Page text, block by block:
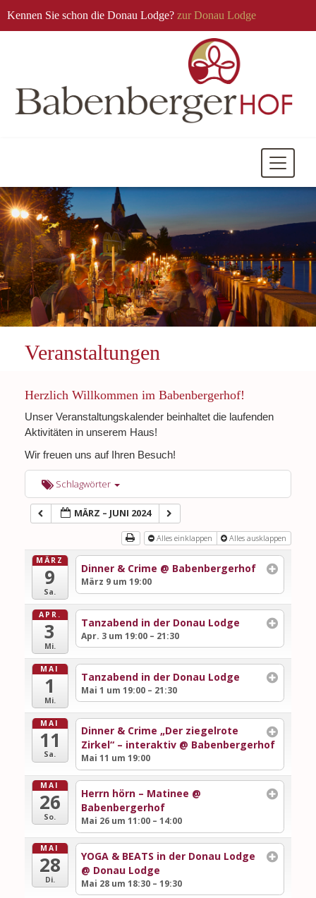
Kennen Sie schon die Donau Lodge? zur Donau Lodge
Mobile
Veranstaltungen
Herzlich Willkommen im Babenbergerhof!
Unser Veranstaltungskalender beinhaltet die laufenden
Aktivitäten in unserem Haus!
Wir freuen uns auf Ihren Besuch!
Schlagwörter
MÄRZ – JUNI 2024
Alles einklappen Alles ausklappen
MÄRZ
9
Sa.
Dinner & Crime @ Babenbergerhof
März 9 um 19:00
APR.
3
Mi.
Tanzabend in der Donau Lodge
Apr. 3 um 19:00 – 21:30
MAI
1
Mi.
Tanzabend in der Donau Lodge
Mai 1 um 19:00 – 21:30
MAI
11
Sa.
Dinner & Crime „Der ziegelrote
Zirkel“ – interaktiv @ Babenbergerhof
Mai 11 um 19:00
MAI
26
So.
Herrn hörn – Matinee @
Babenbergerhof
Mai 26 um 11:00 – 14:00
MAI
28
Di.
YOGA & BEATS in der Donau Lodge
@ Donau Lodge
Mai 28 um 18:30 – 19:30